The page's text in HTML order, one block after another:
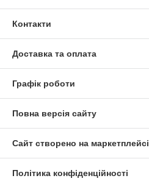
Контакти
Доставка та оплата
Графік роботи
Повна версія сайту
Сайт створено на маркетплейсі
Політика конфіденційності